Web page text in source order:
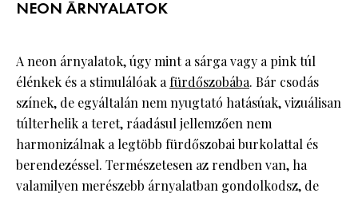
NEON ÁRNYALATOK
A neon árnyalatok, úgy mint a sárga vagy a pink túl
élénkek és a stimulálóak afürdőszobába. Bár csodás
színek, de egyáltalán nem nyugtató hatásúak, vizuálisan
túlterhelik a teret, ráadásul jellemzően nem
harmonizálnak a legtöbb fürdőszobai burkolattal és
berendezéssel. Természetesen az rendben van, ha
valamilyen merészebb árnyalatban gondolkodsz, de